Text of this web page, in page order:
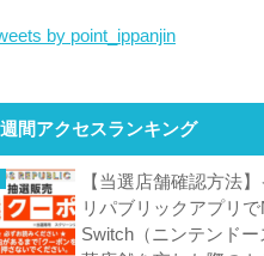
by point_ippanjin
週間アクセスランキング
【当選店舗確認方法
リパブリックアプリ
Switch（ニンテンド